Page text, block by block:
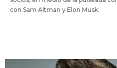
con Sam Altman y Elon Musk.